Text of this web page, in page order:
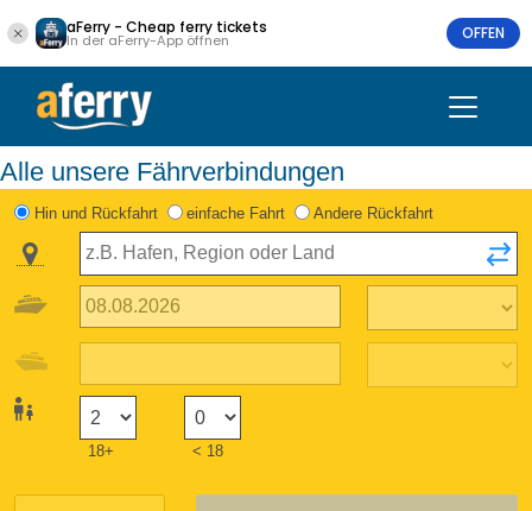
aFerry - Cheap ferry tickets
In der aFerry-App öffnen OFFEN
Alle unsere Fährverbindungen
Hin und Rückfahrt einfache Fahrt Andere Rückfahrt
18+ < 18